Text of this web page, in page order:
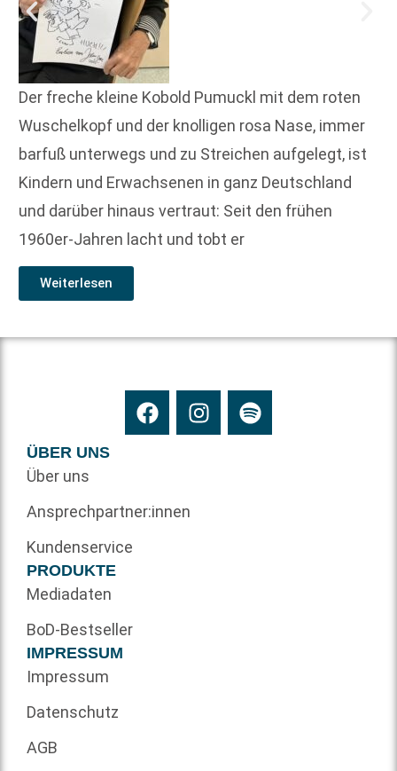
Der freche kleine Kobold Pumuckl mit dem roten
Wuschelkopf und der knolligen rosa Nase, immer
barfuß unterwegs und zu Streichen aufgelegt, ist
Kindern und Erwachsenen in ganz Deutschland
und darüber hinaus vertraut: Seit den frühen
1960er-Jahren lacht und tobt er
Weiterlesen
ÜBER UNS
Über uns
Ansprechpartner:innen
Kundenservice
PRODUKTE
Mediadaten
BoD-Bestseller
IMPRESSUM
Impressum
Datenschutz
AGB